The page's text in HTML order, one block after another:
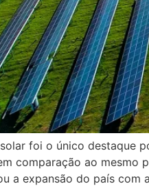
foi o único destaque
comparação ao mesmo
a expansão do país com